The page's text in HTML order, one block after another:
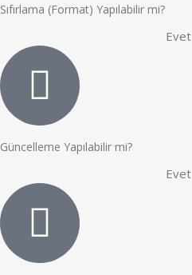
Sıfırlama (Format) Yapılabilir mi?
Evet
Güncelleme Yapılabilir mi?
Evet